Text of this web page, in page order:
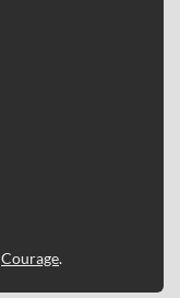
Courage.